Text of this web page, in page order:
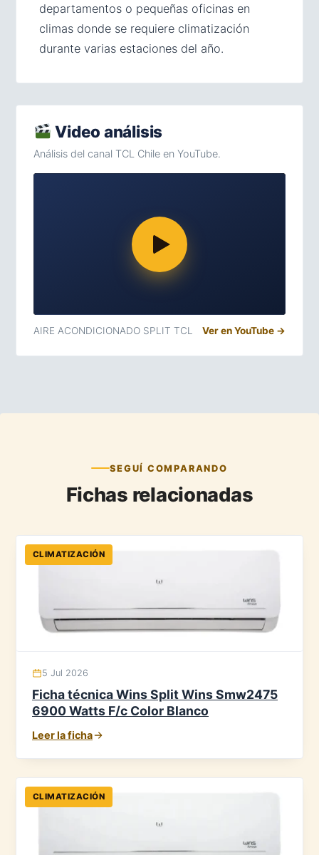
departamentos o pequeñas oficinas en
climas donde se requiere climatización
durante varias estaciones del año.
Video análisis
Análisis del canal TCL Chile en YouTube.
AIRE ACONDICIONADO SPLIT TCL Ver en YouTube →
SEGUÍ COMPARANDO
Fichas relacionadas
CLIMATIZACIÓN
5 Jul 2026
Ficha técnica Wins Split Wins Smw2475
6900 Watts F/c Color Blanco
Leer la ficha
CLIMATIZACIÓN